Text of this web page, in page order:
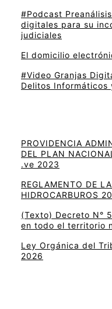
#Podcast
digitales para su
judiciales
El domicilio
#Video Granjas
Delitos Informáticos
PROVIDENCIA
DEL PLAN
.ve 2023
REGLAMENTO DE
HIDROCARBUROS
(Texto) Decreto N°
en todo el territorio
Ley Orgánica del
2026